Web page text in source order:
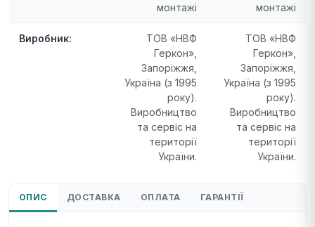
монтажі
монтажі
Виробник:
ТОВ «НВФ
Геркон»,
Запоріжжя,
Україна (з 1995
року).
Виробництво
та сервіс на
території
України.
ТОВ «НВФ
Геркон»,
Запоріжжя,
Україна (з 1995
року).
Виробництво
та сервіс на
території
України.
ОПИС ДОСТАВКА ОПЛАТА ГАРАНТІЇ